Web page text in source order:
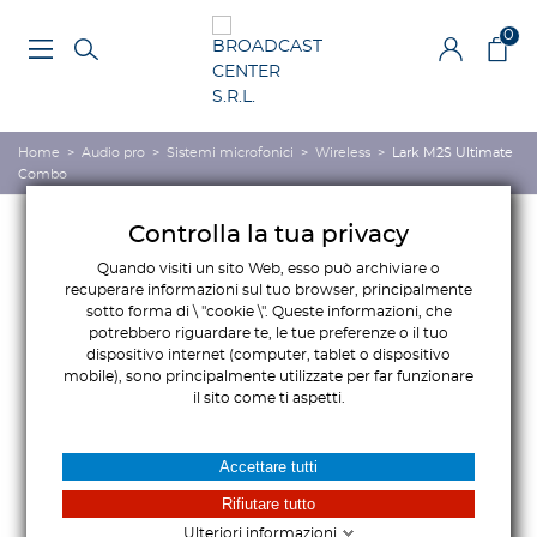
0
Home > Audio pro > Sistemi microfonici > Wireless >
Lark M2S Ultimate
Combo
Controlla la tua privacy
Quando visiti un sito Web, esso può archiviare o
recuperare informazioni sul tuo browser, principalmente
sotto forma di \ "cookie \". Queste informazioni, che
potrebbero riguardare te, le tue preferenze o il tuo
dispositivo internet (computer, tablet o dispositivo
mobile), sono principalmente utilizzate per far funzionare
il sito come ti aspetti.
Ulteriori informazioni
Accettare tutti
Rifiutare tutto